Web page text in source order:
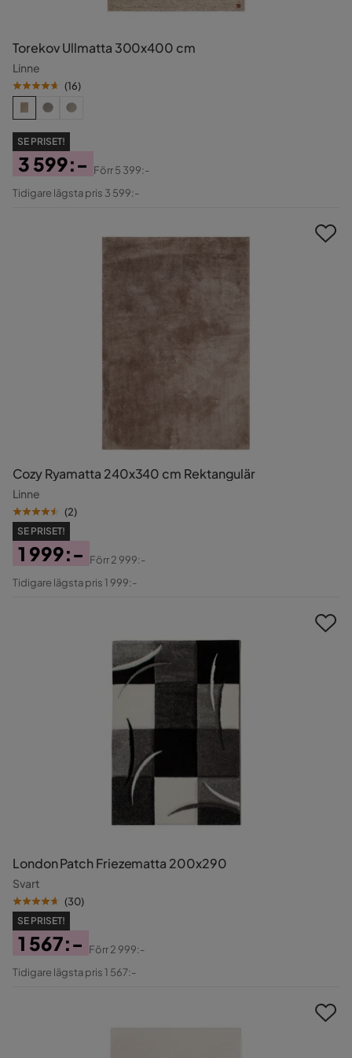
Torekov Ullmatta 300x400 cm
Linne
(16)
SE PRISET!
Pris
3 599:-
Original
Förr5 399:-
Tidigare lägsta pris 3 599:-
Cozy Ryamatta 240x340 cm Rektangulär
Linne
(2)
SE PRISET!
Pris
1 999:-
Original
Förr2 999:-
Tidigare lägsta pris 1 999:-
London Patch Friezematta 200x290
Svart
(30)
SE PRISET!
Pris
1 567:-
Original
Förr2 999:-
Tidigare lägsta pris 1 567:-